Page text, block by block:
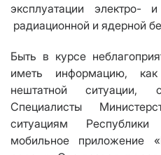
эксплуатации электро-
радиационной и ядерной
Быть в курсе
иметь информацию,
нештатной ситуации,
Специалисты
ситуациям Республики
мобильное приложение